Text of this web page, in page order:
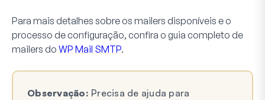
Para mais detalhes sobre os mailers disponíveis e o
processo de configuração, confira o guia completo de
mailers do WP Mail SMTP.
Observação: Precisa de ajuda para